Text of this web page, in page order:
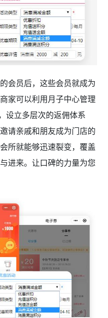
会员后，这些会员就成为
家可以利用月子中心管理
设立多层次的返佣体系
请亲戚和朋友成为门店的
所就能够迅速裂变，覆盖
进来。让口碑的力量为您